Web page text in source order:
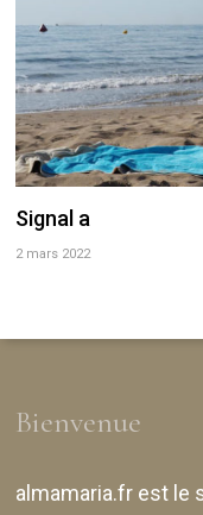
Signal a
2 mars 2022
Bienvenue
almamaria.fr est le